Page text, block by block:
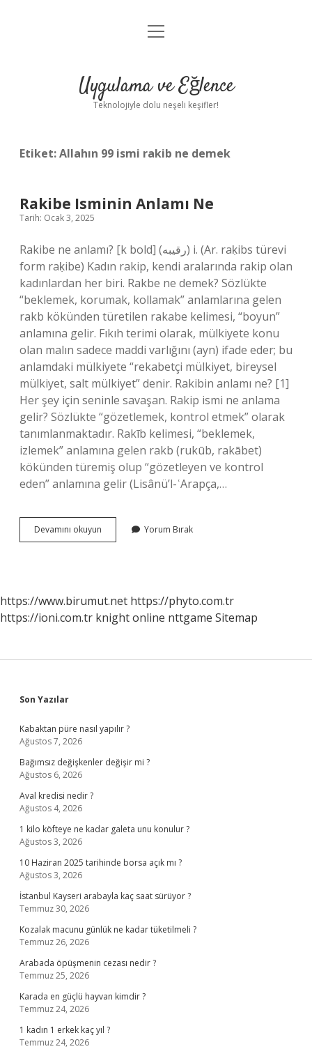
Anasayfa
Yasal Uyarı
menüyü
Uygulama ve Eğlence
Teknolojiyle dolu neşeli keşifler!
Etiket:Allahın 99 ismi rakib ne demek
Rakibe Isminin Anlamı Ne
Tarih: Ocak 3, 2025
Rakibe ne anlamı? [k bold] (ﺭﻗﻴﺒﻪ) i. (Ar. raḳіbs türevi
form raḳіbe) Kadın rakip, kendi aralarında rakip olan
kadınlardan her biri. Rakbe ne demek? Sözlükte
“beklemek, korumak, kollamak” anlamlarına gelen
rakb kökünden türetilen rakabe kelimesi, “boyun”
anlamına gelir. Fıkıh terimi olarak, mülkiyete konu
olan malın sadece maddi varlığını (ayn) ifade eder; bu
anlamdaki mülkiyete “rekabetçi mülkiyet, bireysel
mülkiyet, salt mülkiyet” denir. Rakibin anlamı ne? [1]
Her şey için seninle savaşan. Rakip ismi ne anlama
gelir? Sözlükte “gözetlemek, kontrol etmek” olarak
tanımlanmaktadır. Rakīb kelimesi, “beklemek,
izlemek” anlamına gelen rakb (rukūb, rakābet)
kökünden türemiş olup “gözetleyen ve kontrol
eden” anlamına gelir (Lisânü’l-ʿArapça,…
Devamını okuyun
Isminin
Yorum Bırak
https://www.birumut.net https://phyto.com.tr
https://ioni.com.tr knight online nttgame Sitemap
Sidebar
Son Yazılar
Kabaktan püre nasıl yapılır ?
Ağustos 7, 2026
Bağımsız değişkenler değişir mi ?
Ağustos 6, 2026
Aval kredisi nedir ?
Ağustos 4, 2026
1 kilo köfteye ne kadar galeta unu konulur ?
Ağustos 3, 2026
10 Haziran 2025 tarihinde borsa açık mı ?
Ağustos 3, 2026
İstanbul Kayseri arabayla kaç saat sürüyor ?
Temmuz 30, 2026
Kozalak macunu günlük ne kadar tüketilmeli ?
Temmuz 26, 2026
Arabada öpüşmenin cezası nedir ?
Temmuz 25, 2026
Karada en güçlü hayvan kimdir ?
Temmuz 24, 2026
1 kadın 1 erkek kaç yıl ?
Temmuz 24, 2026